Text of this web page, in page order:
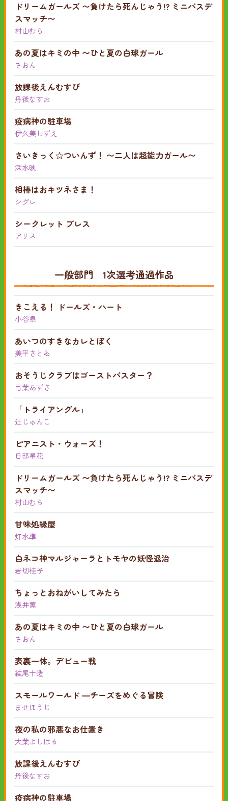
ドリームガールズ 〜負けたら死んじゃう!? ミニバスデ
スマッチ〜
村山むら
あの夏はキミの中 〜ひと夏の白球ガール
さおん
放課後えんむすび
丹後なすお
疫病神の駐車場
伊久美しずえ
さいきっく☆ついんず！ 〜二人は超能力ガール〜
深水映
相棒はおキツネさま！
シグレ
シークレット ブレス
アリス
一般部門 1次選考通過作品
きこえる！ ドールズ・ハート
小谷皐
あいつのすきなカレとぼく
美平さとゐ
おそうじクラブはゴーストバスター？
弓葉あずさ
「トライアングル」
辻じゅんこ
ピアニスト・ウォーズ！
日部星花
ドリームガールズ 〜負けたら死んじゃう!? ミニバスデ
スマッチ〜
村山むら
甘味処縁屋
灯水準
白ネコ神マルジャーラとトモヤの妖怪退治
岩切桂子
ちょっとおねがいしてみたら
浅井薫
あの夏はキミの中 〜ひと夏の白球ガール
さおん
表裏一体。デビュー戦
紘尾十造
スモールワールド ―チーズをめぐる冒険
ませほうじ
夜の私の邪悪なお仕置き
大葉よしはる
放課後えんむすび
丹後なすお
疫病神の駐車場